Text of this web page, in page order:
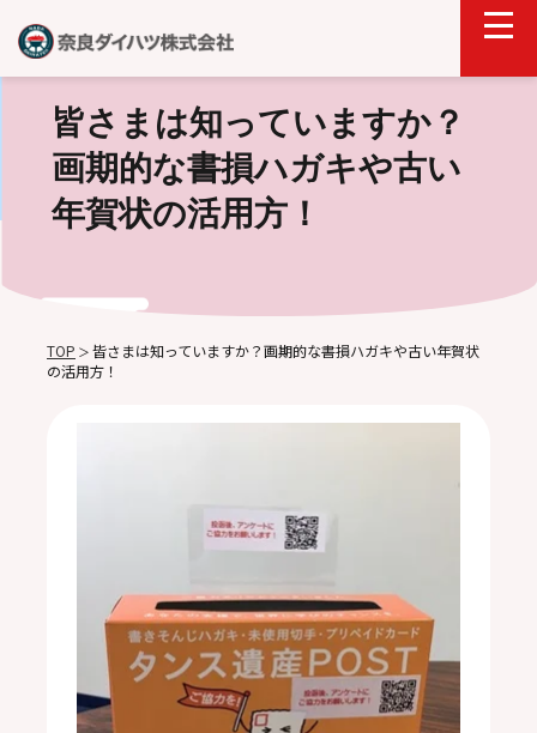
皆さまは知っていますか？
画期的な書損ハガキや古い
年賀状の活用方！
TOP ＞ 皆さまは知っていますか？画期的な書損ハガキや古い年賀状
の活用方！